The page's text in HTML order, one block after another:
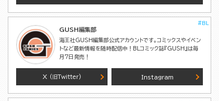
GUSH編集部
#BL
海王社GUSH編集部公式アカウントです。コミックスやイベン
トなど最新情報を随時配信中！BLコミック誌『GUSH』は毎
月7日発売！
X (旧Twitter) Instagram